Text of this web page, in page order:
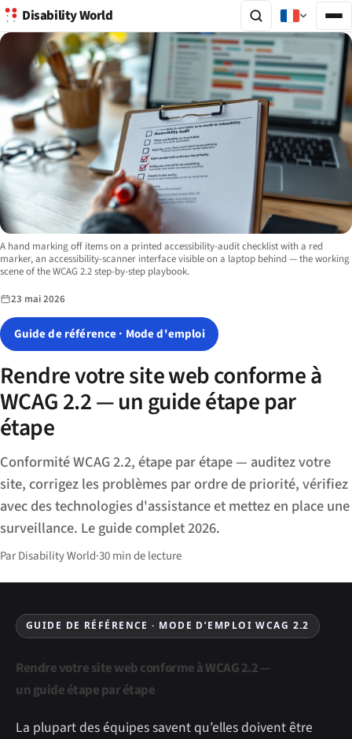
Disability World
Image description:
A hand marking off items on a printed accessibility-audit checklist with a red
marker, an accessibility-scanner interface visible on a laptop behind — the working
scene of the WCAG 2.2 step-by-step playbook.
23 mai 2026
Guide de référence · Mode d'emploi
Rendre votre site web conforme à
WCAG 2.2 — un guide étape par
étape
Conformité WCAG 2.2, étape par étape — auditez votre
site, corrigez les problèmes par ordre de priorité, vérifiez
avec des technologies d'assistance et mettez en place une
surveillance. Le guide complet 2026.
Par Disability World·30 min de lecture
GUIDE DE RÉFÉRENCE · MODE D’EMPLOI WCAG 2.2
Rendre votre site web conforme à WCAG 2.2 —
un guide étape par étape
La plupart des équipes savent qu’elles doivent être